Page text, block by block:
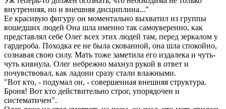
внутренняя, но и внешняя дисциплина..."
Ее красивую фигуру он моментально выхватил из группы
вошедших людей Она шла именно так самоуверенно, как
представлял себе Олег всех этих людей там, перед зеркалом у
гардероба. Походка ее не была скованной, она шла спокойно,
сознавая свою силу. Мать тоже заметила его издалека и чуть-
чуть кивнула. Олег небрежно махнул рукой в ответ и
почувствовал, как ладони сразу стали влажными.
"Вот кто, - подумал он, - совершенная внешняя структура.
Броня! Вот кто действительно строг, упорядочен и
систематичен".